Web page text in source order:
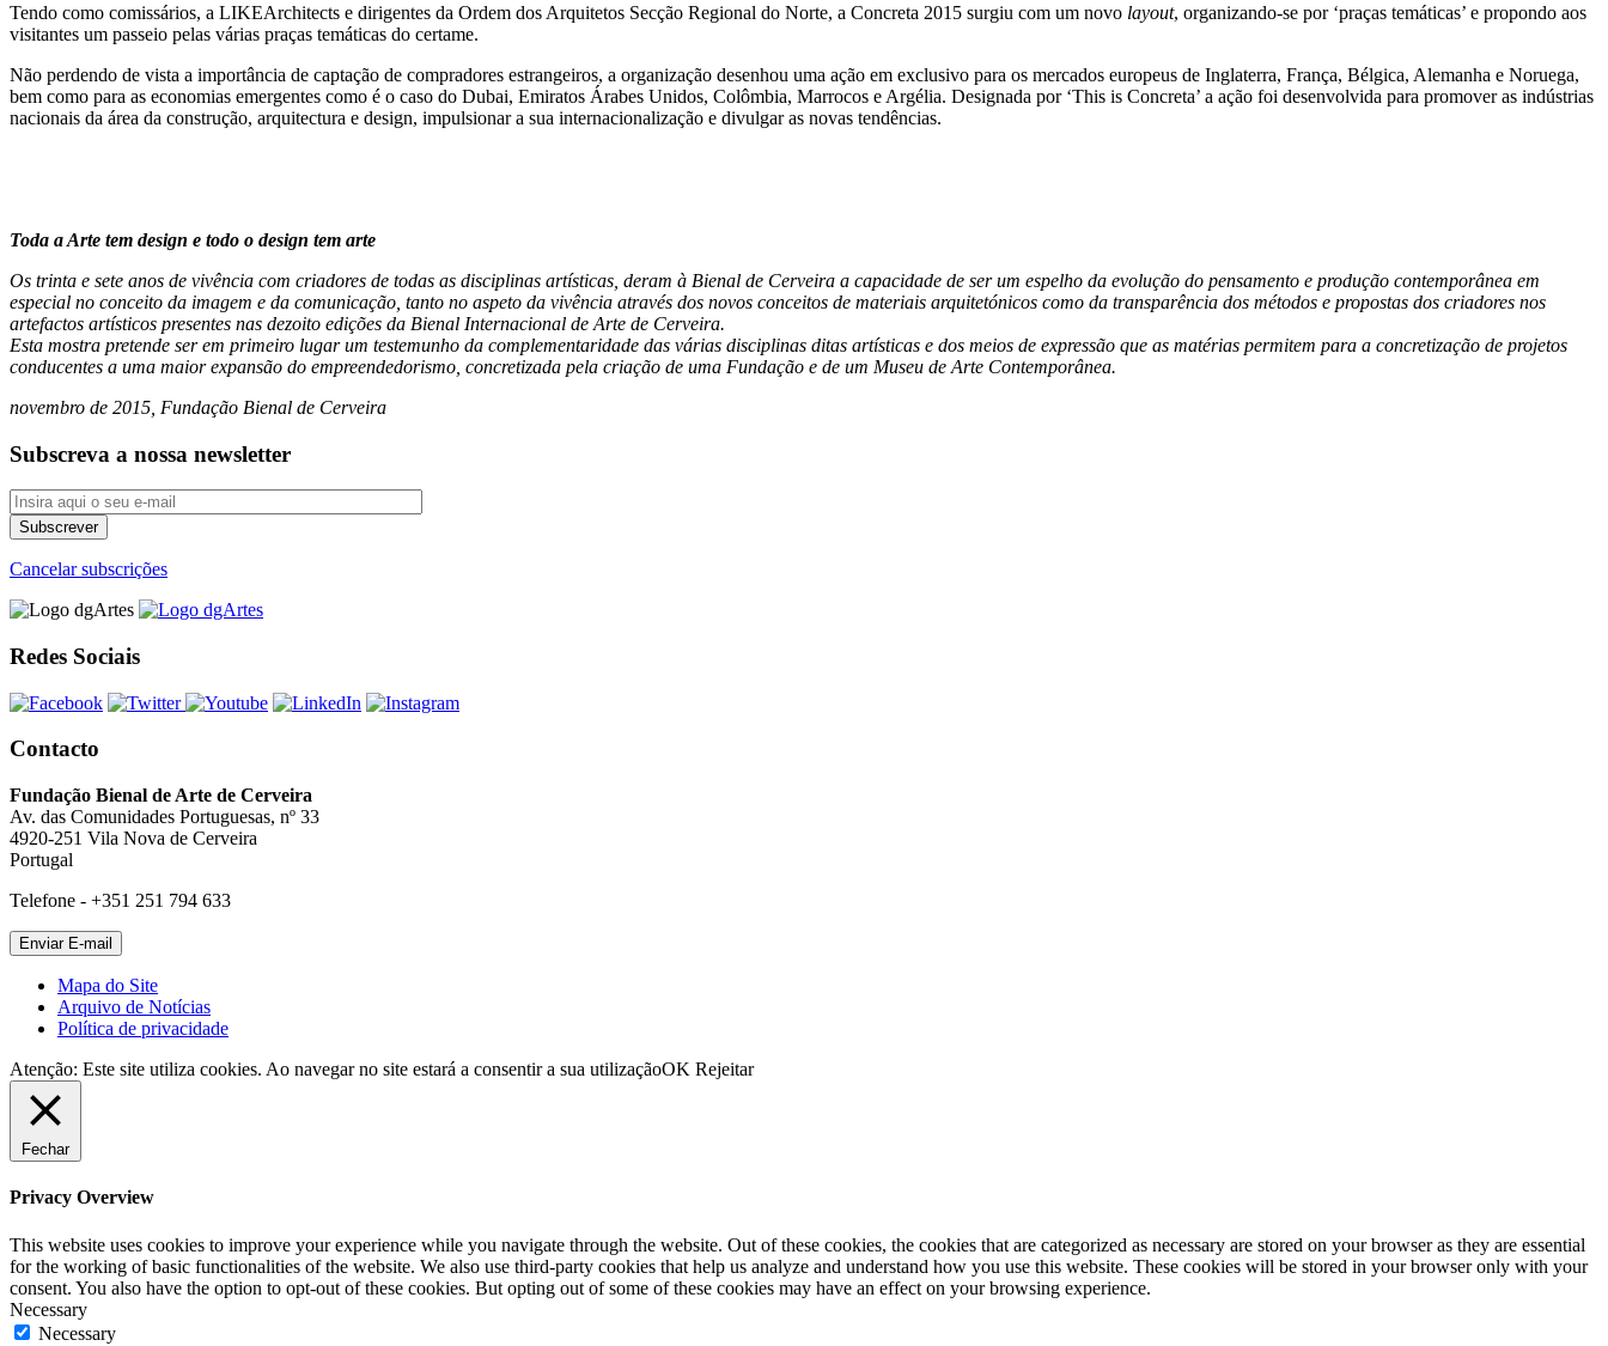
Tendo como comissários, a LIKEArchitects e dirigentes da Ordem dos Arquitetos Secção Regional do Norte, a Concreta 2015 surgiu com um novo layout, organizando-se por ‘praças temáticas’ e propondo aos
visitantes um passeio pelas várias praças temáticas do certame.
Não perdendo de vista a importância de captação de compradores estrangeiros, a organização desenhou uma ação em exclusivo para os mercados europeus de Inglaterra, França, Bélgica, Alemanha e Noruega,
bem como para as economias emergentes como é o caso do Dubai, Emiratos Árabes Unidos, Colômbia, Marrocos e Argélia. Designada por ‘This is Concreta’ a ação foi desenvolvida para promover as indústrias
nacionais da área da construção, arquitectura e design, impulsionar a sua internacionalização e divulgar as novas tendências.
Toda a Arte tem design e todo o design tem arte
Os trinta e sete anos de vivência com criadores de todas as disciplinas artísticas, deram à Bienal de Cerveira a capacidade de ser um espelho da evolução do pensamento e produção contemporânea em
especial no conceito da imagem e da comunicação, tanto no aspeto da vivência através dos novos conceitos de materiais arquitetónicos como da transparência dos métodos e propostas dos criadores nos
artefactos artísticos presentes nas dezoito edições da Bienal Internacional de Arte de Cerveira.
Esta mostra pretende ser em primeiro lugar um testemunho da complementaridade das várias disciplinas ditas artísticas e dos meios de expressão que as matérias permitem para a concretização de projetos
conducentes a uma maior expansão do empreendedorismo, concretizada pela criação de uma Fundação e de um Museu de Arte Contemporânea.
novembro de 2015, Fundação Bienal de Cerveira
Subscreva a nossa newsletter
Cancelar subscrições
Redes Sociais
Contacto
Fundação Bienal de Arte de Cerveira
Av. das Comunidades Portuguesas, nº 33
4920-251 Vila Nova de Cerveira
Portugal
Telefone - +351 251 794 633
Mapa do Site
Arquivo de Notícias
Política de privacidade
Atenção: Este site utiliza cookies. Ao navegar no site estará a consentir a sua utilizaçãoOK Rejeitar
Fechar
Privacy Overview
This website uses cookies to improve your experience while you navigate through the website. Out of these cookies, the cookies that are categorized as necessary are stored on your browser as they are essential
for the working of basic functionalities of the website. We also use third-party cookies that help us analyze and understand how you use this website. These cookies will be stored in your browser only with your
consent. You also have the option to opt-out of these cookies. But opting out of some of these cookies may have an effect on your browsing experience.
Necessary
Necessary